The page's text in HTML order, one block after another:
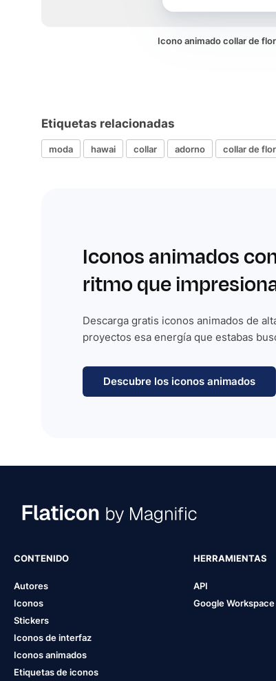
Icono animado collar de
Etiquetas relacionadas
moda hawai collar adorno collar de
Iconos animados
ritmo que
Descarga gratis iconos animados de
proyectos esa energía que estabas
Descubre los iconos animados
CONTENIDO
Autores
Iconos
Stickers
Iconos de interfaz
Iconos animados
Etiquetas de iconos
HERRAMIENTAS
API
Google Workspace